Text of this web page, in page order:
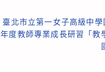
臺北市立第一女子高級中
年度教師專業成長研習「教